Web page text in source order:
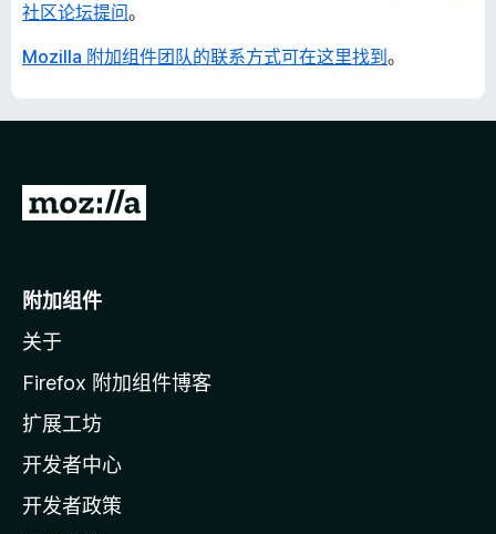
社区论坛提问。
Mozilla 附加组件团队的联系方式可在这里找到 。
转
o
i
l
a
主
页
附加组件
关于
Firefox 附加组件博客
扩展工坊
开发者中心
开发者政策